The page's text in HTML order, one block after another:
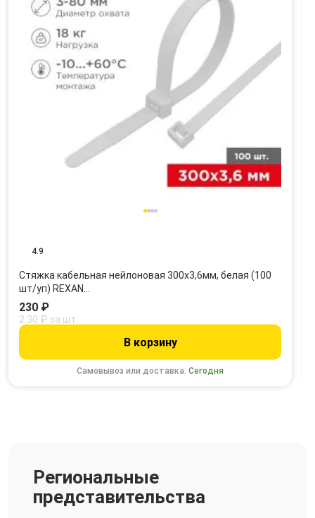
4.9
Стяжка кабельная нейлоновая 300x3,6мм, белая (100
шт/уп) REXAN…
Самовывоз или доставка:Сегодня
230 ₽
2.30 ₽ за шт
В корзину
Региональные
представительства